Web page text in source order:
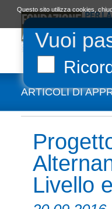
Vuoi
LA
ARTICOLI DI
Livello
Questo sito utilizza cookies,